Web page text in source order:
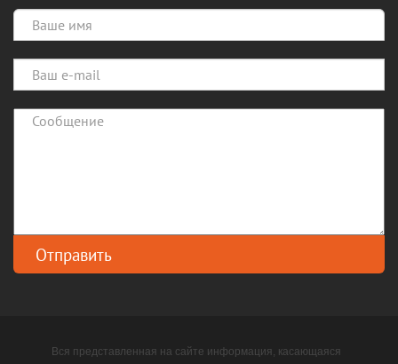
Вся представленная на сайте информация, касающаяся